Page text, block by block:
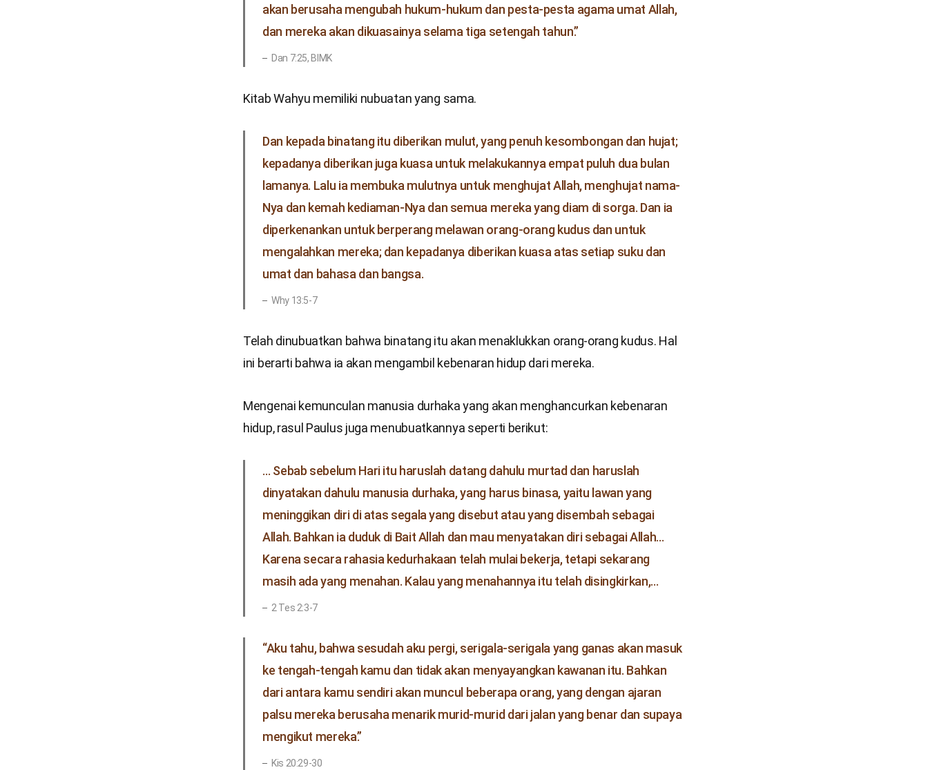
akan berusaha mengubah hukum-hukum dan pesta-pesta agama umat Allah,
dan mereka akan dikuasainya selama tiga setengah tahun.”
Dan 7:25, BIMK
Kitab Wahyu memiliki nubuatan yang sama.
Dan kepada binatang itu diberikan mulut, yang penuh kesombongan dan hujat;
kepadanya diberikan juga kuasa untuk melakukannya empat puluh dua bulan
lamanya. Lalu ia membuka mulutnya untuk menghujat Allah, menghujat nama-
Nya dan kemah kediaman-Nya dan semua mereka yang diam di sorga. Dan ia
diperkenankan untuk berperang melawan orang-orang kudus dan untuk
mengalahkan mereka; dan kepadanya diberikan kuasa atas setiap suku dan
umat dan bahasa dan bangsa.
Why 13:5-7
Telah dinubuatkan bahwa binatang itu akan menaklukkan orang-orang kudus. Hal
ini berarti bahwa ia akan mengambil kebenaran hidup dari mereka.
Mengenai kemunculan manusia durhaka yang akan menghancurkan kebenaran
hidup, rasul Paulus juga menubuatkannya seperti berikut:
… Sebab sebelum Hari itu haruslah datang dahulu murtad dan haruslah
dinyatakan dahulu manusia durhaka, yang harus binasa, yaitu lawan yang
meninggikan diri di atas segala yang disebut atau yang disembah sebagai
Allah. Bahkan ia duduk di Bait Allah dan mau menyatakan diri sebagai Allah…
Karena secara rahasia kedurhakaan telah mulai bekerja, tetapi sekarang
masih ada yang menahan. Kalau yang menahannya itu telah disingkirkan,…
2 Tes 2:3-7
“Aku tahu, bahwa sesudah aku pergi, serigala-serigala yang ganas akan masuk
ke tengah-tengah kamu dan tidak akan menyayangkan kawanan itu. Bahkan
dari antara kamu sendiri akan muncul beberapa orang, yang dengan ajaran
palsu mereka berusaha menarik murid-murid dari jalan yang benar dan supaya
mengikut mereka.”
Kis 20:29-30